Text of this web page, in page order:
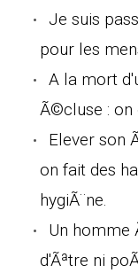
Je suis
pour les
A la mort
Ã©cluse : on
Elever son
on fait des
hygiÃ¨ne.
Un homme
d'Ãªtre ni